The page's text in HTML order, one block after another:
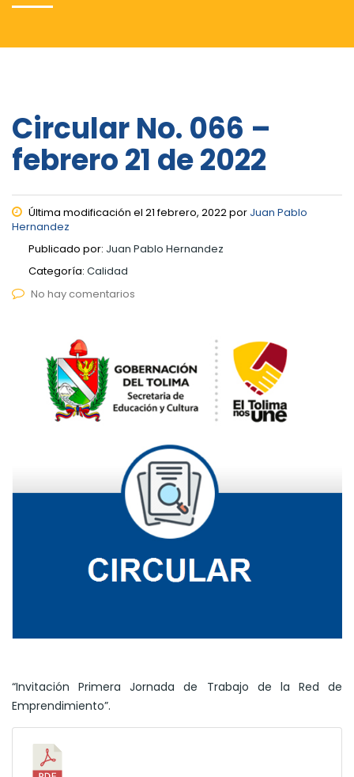
Circular No. 066 –
febrero 21 de 2022
Última modificación el 21 febrero, 2022 por Juan Pablo
Hernandez
Publicado por: Juan Pablo Hernandez
Categoría: Calidad
No hay comentarios
“Invitación Primera Jornada de Trabajo de la Red de
Emprendimiento”.